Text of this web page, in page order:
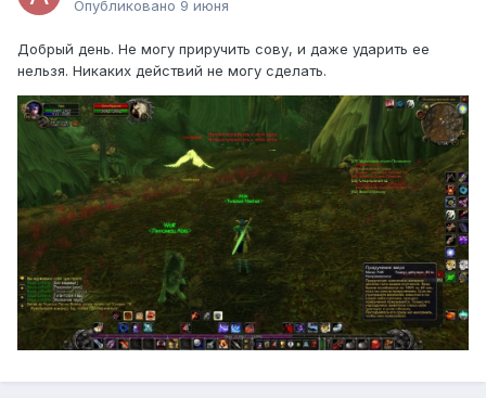
Опубликовано 9 июня
Добрый день. Не могу приручить сову, и даже ударить ее
нельзя. Никаких действий не могу сделать.